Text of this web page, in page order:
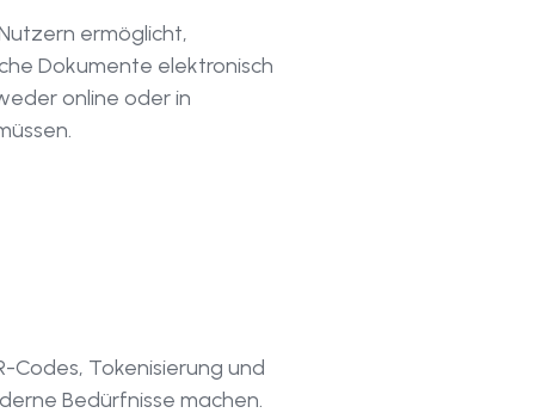
ermöglicht,
Dokumente elektronisch
online oder in
Codes, Tokenisierung und
Bedürfnisse machen.